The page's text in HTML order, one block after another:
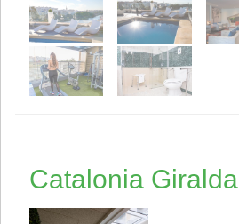
Catalonia Giralda